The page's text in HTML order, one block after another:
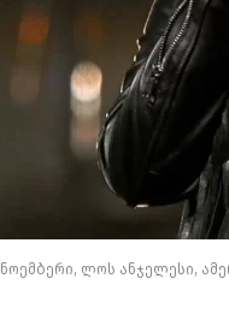
ნოემბერი, ლოს ანჯელესი,